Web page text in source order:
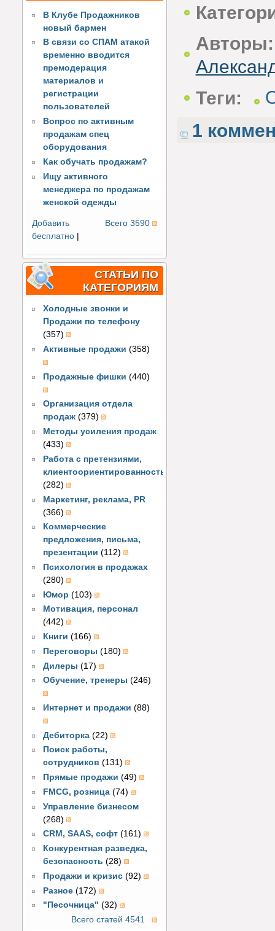
В Клубе Продажников
новый бармен
В связи со СПАМ атакой
временно вводится
премодерация
материалов и
регистрации
пользователей
Вопрос по активным
продажам спец
оборудования
Как обучать продажам?
Ищу активного
менеджера по продажам
женской одежды
Всего 3590
Добавить
бесплатно |
СТАТЬИ ПО
КАТЕГОРИЯМ
Холодные звонки и
Продажи по телефону
(357)
Активные продажи (358)
Продажные фишки (440)
Организация отдела
продаж (379)
Методы усиления продаж
(433)
Работа с претензиями,
клиентоориентированность
(282)
Маркетинг, реклама, PR
(366)
Коммерческие
предложения, письма,
презентации (112)
Психология в продажах
(280)
Юмор (103)
Мотивация, персонал
(442)
Книги (166)
Переговоры (180)
Дилеры (17)
Обучение, тренеры (246)
Интернет и продажи (88)
Дебиторка (22)
Поиск работы,
сотрудников (131)
Прямые продажи (49)
FMCG, розница (74)
Управление бизнесом
(268)
CRM, SAAS, софт (161)
Конкурентная разведка,
безопасность (28)
Продажи и кризис (92)
Разное (172)
"Песочница" (32)
Всего статей 4541
Авторы:
Теги:
1